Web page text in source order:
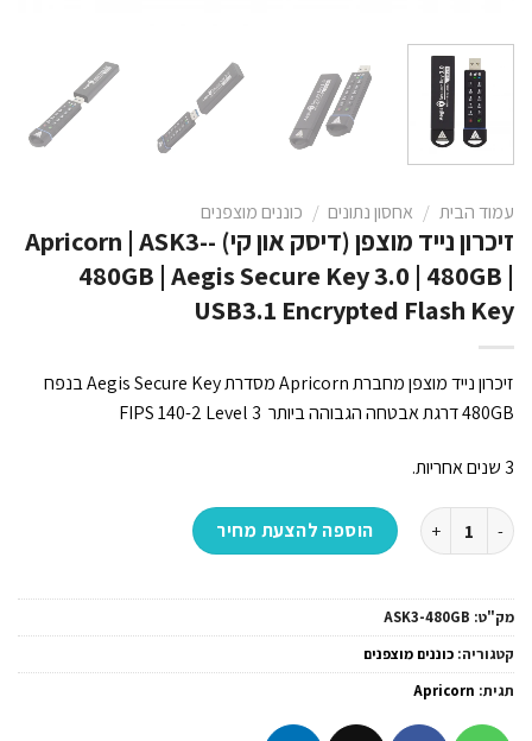
עמוד הבית / אחסון נתונים / כוננים מוצפנים
זיכרון נייד מוצפן (דיסק און קי) -Apricorn | ASK3-
480GB | Aegis Secure Key 3.0 | 480GB |
USB3.1 Encrypted Flash Key
זיכרון נייד מוצפן מחברת Apricorn מסדרת Aegis Secure Key בנפח
480GB דרגת אבטחה הגבוהה ביותר FIPS 140-2 Level 3
3 שנים אחריות.
כמות של זיכרון נייד מוצפן (דיסק און קי) -Apricorn | ASK3-480GB | Aegis Secure Key 3.0 | 480GB | USB3.1 Encrypted Flash Key
הוספה להצעת מחיר
מק"ט: ASK3-480GB
קטגוריה: כוננים מוצפנים
תגית: Apricorn